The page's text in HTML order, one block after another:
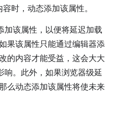
时，动态添加该属性。
加该属性，以便将延迟加载
果该属性只能通过编辑器添
的内容才能受益，这会大大
响。此外，如果浏览器级延
么动态添加该属性将使未来